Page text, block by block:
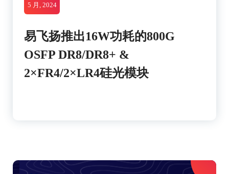
5 月, 2024
易飞扬推出16W功耗的800G
OSFP DR8/DR8+ &
2×FR4/2×LR4硅光模块